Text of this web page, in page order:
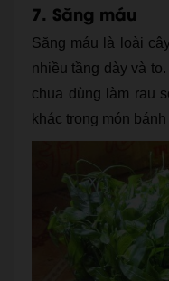
7. Săng máu
Săng máu là loài
nhiều tầng dày và
chua dùng làm rau
khác trong món